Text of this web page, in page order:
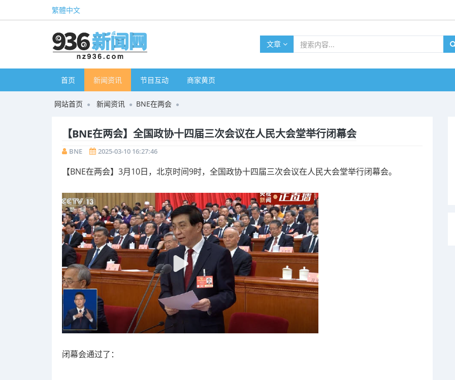
繁體中文
文章
首页 新闻资讯 节目互动 商家黄页
网站首页 新闻资讯 BNE在两会
【BNE在两会】全国政协十四届三次会议在人民大会堂举行闭幕会
BNE 2025-03-10 16:27:46
【BNE在两会】3月10日，北京时间9时，全国政协十四届三次会议在人民大会堂举行闭幕会。
闭幕会通过了：